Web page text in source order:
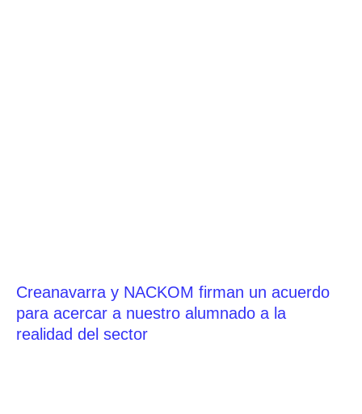
Creanavarra y NACKOM firman un acuerdo
para acercar a nuestro alumnado a la
realidad del sector